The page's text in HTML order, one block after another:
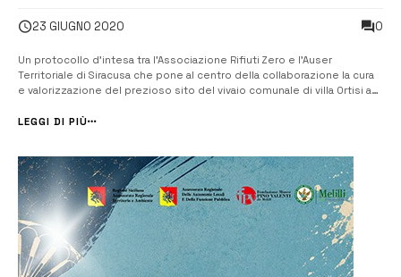
23 GIUGNO 2020 0
Un protocollo d’intesa tra l’Associazione Rifiuti Zero e l’Auser
Territoriale di Siracusa che pone al centro della collaborazione la cura
e valorizzazione del prezioso sito del vivaio comunale di villa Ortisi a
dall’Associazione Rifiuti Zero, cent...
LEGGI DI PIÙ